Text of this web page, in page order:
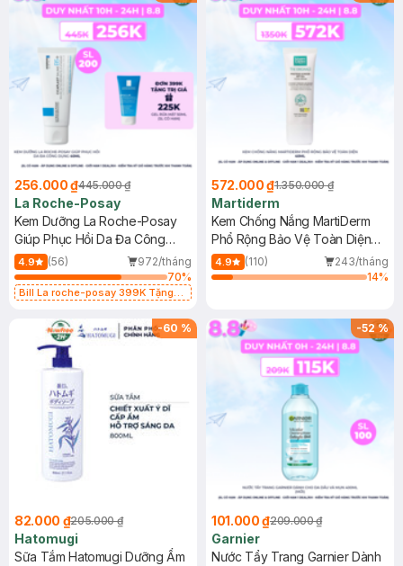
256.000 ₫445.000 ₫
La Roche-Posay
Kem Dưỡng La Roche-Posay
Giúp Phục Hồi Da Đa Công
Dụng 40ml
4.9 (56)
972/tháng
70%
Bill La roche-posay 399K Tặng
(SL có hạn)
572.000 ₫1.350.000 ₫
Martiderm
Kem Chống Nắng MartiDerm
Phổ Rộng Bảo Vệ Toàn Diện
40ml
4.9 (110)
243/tháng
14%
-60 %
82.000 ₫205.000 ₫
Hatomugi
Sữa Tắm Hatomugi Dưỡng Ẩm
-52%
101.000 ₫209.000 ₫
Garnier
Nước Tẩy Trang Garnier Dành